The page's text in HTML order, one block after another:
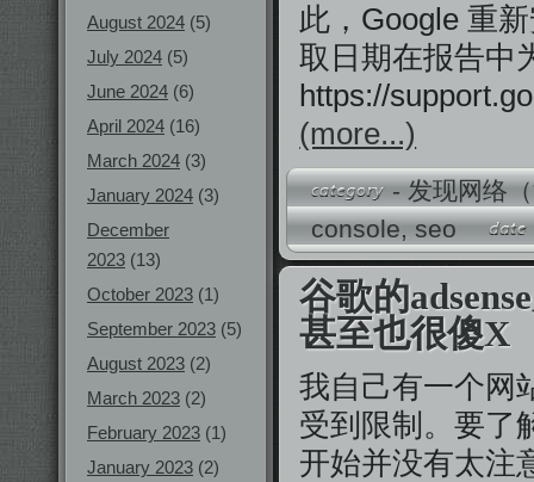
August 2024 (5)
July 2024 (5)
June 2024 (6)
April 2024 (16)
March 2024 (3)
January 2024 (3)
December
2023 (13)
October 2023 (1)
September 2023 (5)
August 2023 (2)
March 2023 (2)
February 2023 (1)
January 2023 (2)
此，Google 重
取日期在报告中
https://
(more...)
-发现网络
console,seo
谷歌的
甚至也很傻X
我自己有一个网
受到限制。要了
开始并没有太注